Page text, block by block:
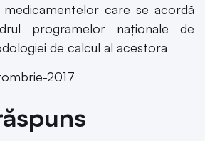
care se acordă
programelor naționale de
de calcul al acestora
2017